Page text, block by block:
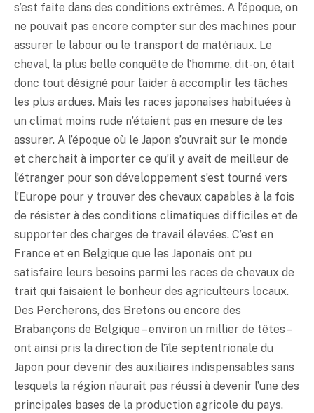
s’est faite dans des conditions extrêmes. A l’époque, on
ne pouvait pas encore compter sur des machines pour
assurer le labour ou le transport de matériaux. Le
cheval, la plus belle conquête de l’homme, dit-on, était
donc tout désigné pour l’aider à accomplir les tâches
les plus ardues. Mais les races japonaises habituées à
un climat moins rude n’étaient pas en mesure de les
assurer. A l’époque où le Japon s’ouvrait sur le monde
et cherchait à importer ce qu’il y avait de meilleur de
l’étranger pour son développement s’est tourné vers
l’Europe pour y trouver des chevaux capables à la fois
de résister à des conditions climatiques difficiles et de
supporter des charges de travail élevées. C’est en
France et en Belgique que les Japonais ont pu
satisfaire leurs besoins parmi les races de chevaux de
trait qui faisaient le bonheur des agriculteurs locaux.
Des Percherons, des Bretons ou encore des
Brabançons de Belgique – environ un millier de têtes –
ont ainsi pris la direction de l’île septentrionale du
Japon pour devenir des auxiliaires indispensables sans
lesquels la région n’aurait pas réussi à devenir l’une des
principales bases de la production agricole du pays.